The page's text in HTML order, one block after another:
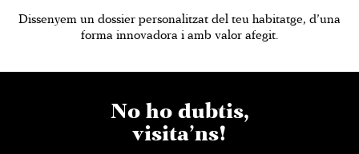
Dissenyem un dossier personalitzat del teu habitatge, d’una
forma innovadora i amb valor afegit.
No ho dubtis,
visita’ns!